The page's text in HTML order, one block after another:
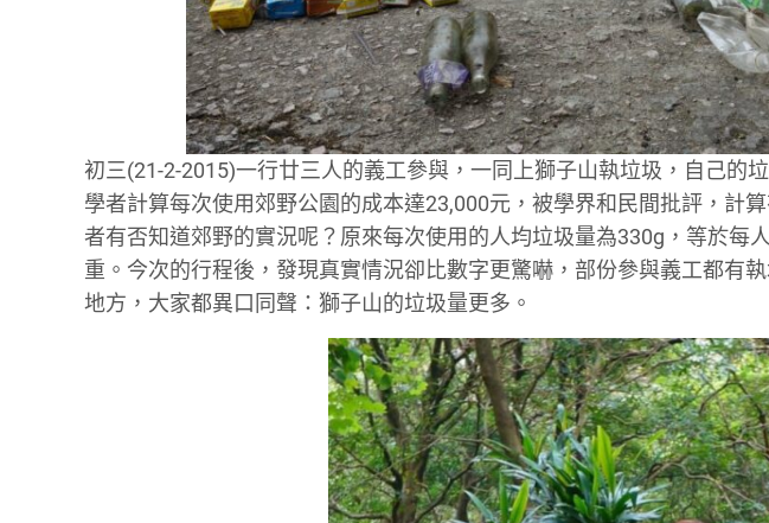
初三(21-2-2015)一行廿三人的義工參與，一同上獅子山執垃圾，自己的
學者計算每次使用郊野公園的成本達23,000元，被學界和民間批評，計
者有否知道郊野的實況呢？原來每次使用的人均垃圾量為330g，等於每
重。今次的行程後，發現真實情況卻比數字更驚嚇，部份參與義工都有
地方，大家都異口同聲：獅子山的垃圾量更多。